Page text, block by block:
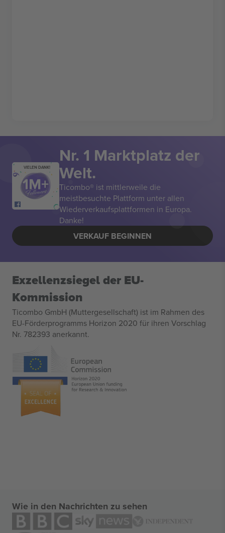
VIELEN DANK!
Nr. 1 Marktplatz der
Welt.
Ticombo® ist mittlerweile die
meistbesuchte Plattform unter allen
Wiederverkaufsplattformen in Europa.
Danke!
VERKAUF BEGINNEN
Exzellenzsiegel der EU-
Kommission
Ticombo GmbH (Muttergesellschaft) ist im Rahmen des
EU-Förderprogramms Horizon 2020 für ihren Vorschlag
Nr. 782393 anerkannt.
Wie in den Nachrichten zu sehen